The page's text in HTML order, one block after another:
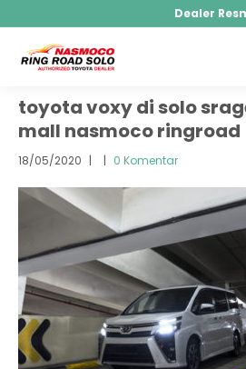
Dealer
Agya, Calya,
Hybrid, Yaris
You are here :Beranda/
toyota voxy di solo
mall nasmoco ringroad
18/05/2020 | | 0 Komentar